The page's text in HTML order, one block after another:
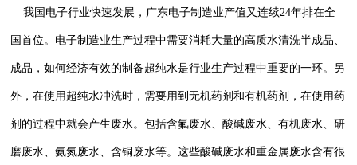
我国电子行业快速发展，广东电子制造业产值又连续24年排在全
国首位。电子制造业生产过程中需要消耗大量的高质水清洗半成品、
成品，如何经济有效的制备超纯水是行业生产过程中重要的一环。另
外，在使用超纯水冲洗时，需要用到无机药剂和有机药剂，在使用药
剂的过程中就会产生废水。包括含氟废水、酸碱废水、有机废水、研
磨废水、氨氮废水、含铜废水等。这些酸碱废水和重金属废水含有很